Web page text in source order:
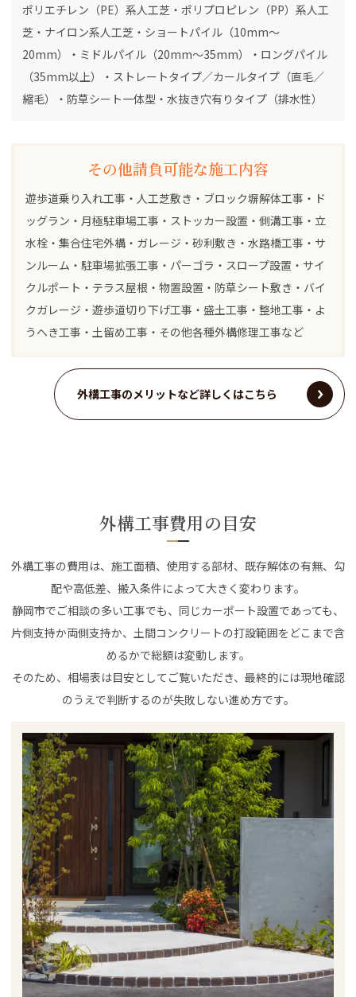
ポリエチレン（PE）系人工芝・ポリプロピレン（PP）系人工
芝・ナイロン系人工芝・ショートパイル（10mm～
20mm）・ミドルパイル（20mm～35mm）・ロングパイル
（35mm以上）・ストレートタイプ／カールタイプ（直毛／
縮毛）・防草シート一体型・水抜き穴有りタイプ（排水性）
その他請負可能な施工内容
遊歩道乗り入れ工事・人工芝敷き・ブロック塀解体工事・ド
ッグラン・月極駐車場工事・ストッカー設置・側溝工事・立
水栓・集合住宅外構・ガレージ・砂利敷き・水路橋工事・サ
ンルーム・駐車場拡張工事・パーゴラ・スロープ設置・サイ
クルポート・テラス屋根・物置設置・防草シート敷き・バイ
クガレージ・遊歩道切り下げ工事・盛土工事・整地工事・よ
うへき工事・土留め工事・その他各種外構修理工事など
外構工事のメリットなど詳しくはこちら
外構工事費用の目安
外構工事の費用は、施工面積、使用する部材、既存解体の有無、勾
配や高低差、搬入条件によって大きく変わります。
静岡市でご相談の多い工事でも、同じカーポート設置であっても、
片側支持か両側支持か、土間コンクリートの打設範囲をどこまで含
めるかで総額は変動します。
そのため、相場表は目安としてご覧いただき、最終的には現地確認
のうえで判断するのが失敗しない進め方です。